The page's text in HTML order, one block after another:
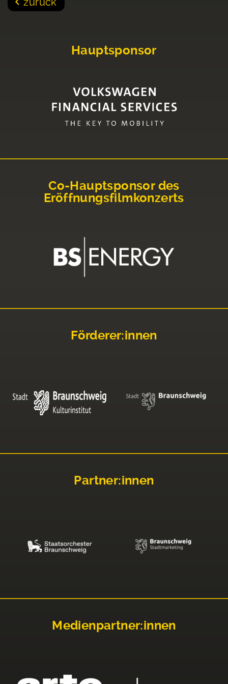
Hauptsponsor
Co-Hauptsponsor des
Eröffnungsfilmkonzerts
Förderer:innen
Partner:innen
Medienpartner:innen